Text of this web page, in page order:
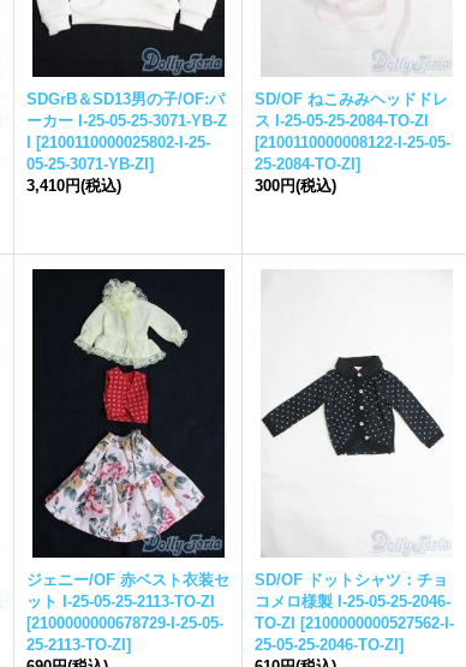
SDGrB＆SD13男の子/OF:パ
ーカー I-25-05-25-3071-YB-Z
[2100110000025802-I-25-
05-25-3071-YB-ZI ]
3,410円(税込)
SD/OF ねこみみヘッドドレ
ス I-25-05-25-2084-TO-ZI
[2100110000008122-I-25-05-
25-2084-TO-ZI ]
300円(税込)
ジェニー/OF 赤ベスト衣装セ
ット I-25-05-25-2113-TO-ZI
[2100000000678729-I-25-05-
25-2113-TO-ZI ]
SD/OF ドットシャツ：チョ
コメロ様製 I-25-05-25-2046-
TO-ZI
[2100000000527562-I-
25-05-25-2046-TO-ZI ]